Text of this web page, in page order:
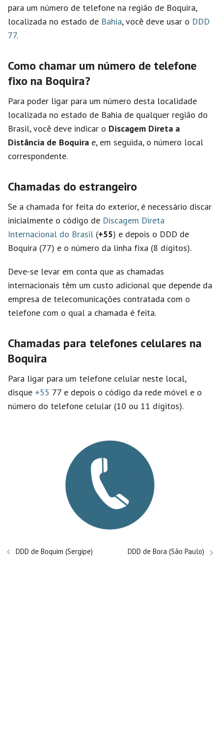
para um número de telefone na região de Boquira,
localizada no estado de Bahia, você deve usar o DDD
77.
Como chamar um número de telefone
fixo na Boquira?
Para poder ligar para um número desta localidade
localizada no estado de Bahia de qualquer região do
Brasil, você deve indicar o Discagem Direta a
Distância de Boquira e, em seguida, o número local
correspondente.
Chamadas do estrangeiro
Se a chamada for feita do exterior, é necessário discar
inicialmente o código de Discagem Direta
Internacional do Brasil (+55) e depois o DDD de
Boquira (77) e o número da linha fixa (8 dígitos).
Deve-se levar em conta que as chamadas
internacionais têm um custo adicional que depende da
empresa de telecomunicações contratada com o
telefone com o qual a chamada é feita.
Chamadas para telefones celulares na
Boquira
Para ligar para um telefone celular neste local,
disque +55 77 e depois o código da rede móvel e o
número do telefone celular (10 ou 11 dígitos).
DDD de Boquim (Sergipe) DDD de Bora (São Paulo)